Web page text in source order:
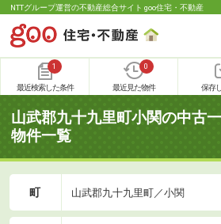
NTTグループ運営の不動産総合サイト goo住宅・不動産
1
最近検索した条件
0
最近見た物件 保存
山武郡九十九里町小関の中古
物件一覧
町 山武郡九十九里町／小関